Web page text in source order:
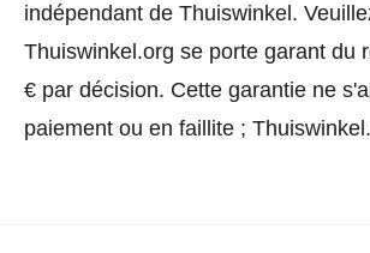
indépendant de Thuiswinkel.
Thuiswinkel.org se porte garant du
€ par décision. Cette garantie ne
paiement ou en faillite ;